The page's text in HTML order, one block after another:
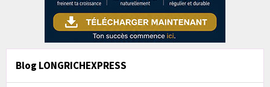
Blog LONGRICHEXPRESS